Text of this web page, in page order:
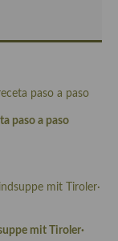
paso a paso
mit Tiroler·